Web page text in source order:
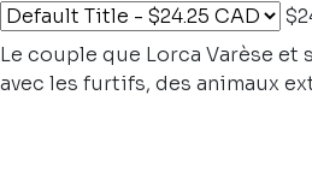
Le couple que Lorca Varèse et
avec les furtifs, des animaux